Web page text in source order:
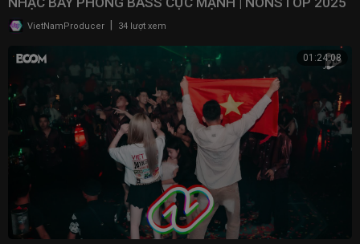
VINAHOUSE
VietNamProducer 34 lượt xem
01:24:08